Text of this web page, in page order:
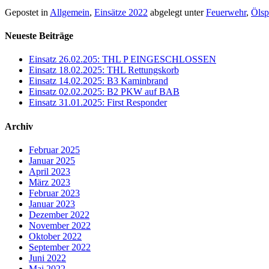
Gepostet in Allgemein, Einsätze 2022 abgelegt unterFeuerwehr,
Neueste Beiträge
Einsatz 26.02.205: THL P EINGESCHLOSSEN
Einsatz 18.02.2025: THL Rettungskorb
Einsatz 14.02.2025: B3 Kaminbrand
Einsatz 02.02.2025: B2 PKW auf BAB
Einsatz 31.01.2025: First Responder
Archiv
Februar 2025
Januar 2025
April 2023
März 2023
Februar 2023
Januar 2023
Dezember 2022
November 2022
Oktober 2022
September 2022
Juni 2022